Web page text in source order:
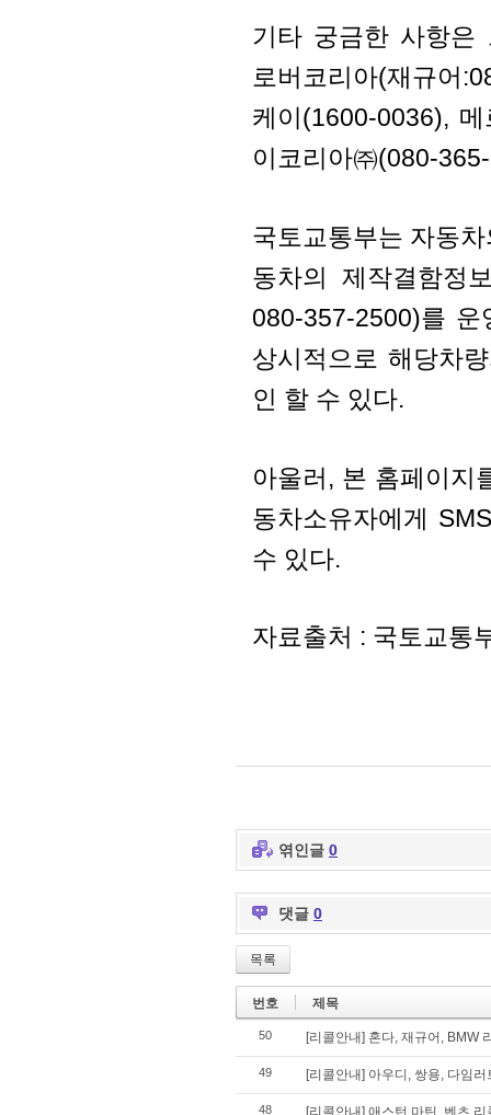
기타 궁금한 사항은
로버코리아(재규어
케이(1600-0036),
이코리아㈜(080-
국토교통부는 자동
동차의 제작결함정
080-357-2500)를
상시적으로 해당차
인 할 수 있다.
아울러, 본 홈페이지
동차소유자에게
수 있다.
자료출처 : 국토교통
엮인글 0
댓글 0
목록
번호 제목
50 [리콜안내] 혼다, 재규어, BMW
49 [리콜안내] 아우디, 쌍용, 다임
48 [리콜안내] 애스턴 마틴, 벤츠